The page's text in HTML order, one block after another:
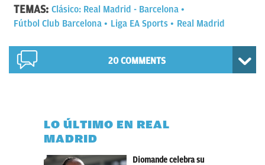
TEMAS: Clásico: Real Madrid - Barcelona
Fútbol Club Barcelona
Liga EA Sports Real Madrid
20 COMMENTS
LO ÚLTIMO EN REAL
MADRID
Diomande celebra su